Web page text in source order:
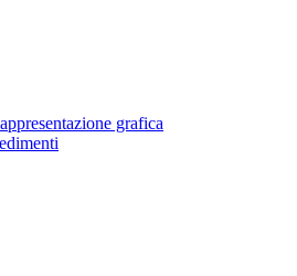
grafica